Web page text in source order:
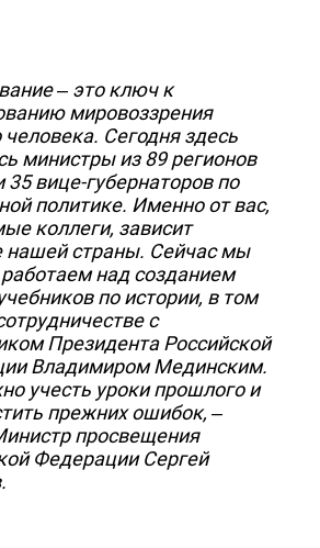
– это ключ к
мировоззрения
Сегодня здесь
министры из 89 регионов
35 вице-губернаторов по
политике. Именно от вас,
коллеги, зависит
нашей страны. Сейчас мы
над созданием
по истории, в том
с
Президента Российской
Владимиром Мединским.
учесть уроки прошлого и
прежних ошибок, –
просвещения
Федерации Сергей
.